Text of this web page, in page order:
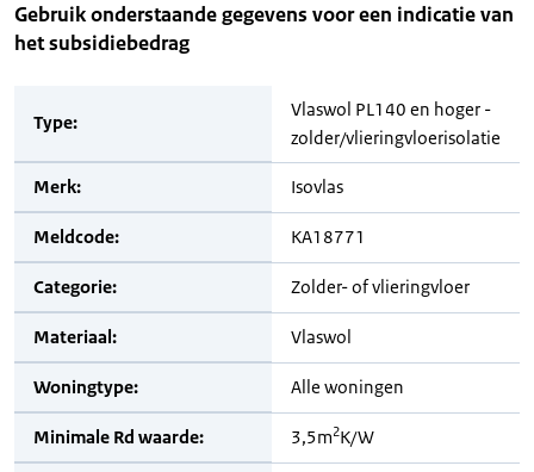
Gebruik onderstaande gegevens voor een indicatie van
het subsidiebedrag
Type:
Vlaswol PL140 en hoger -
zolder/vlieringvloerisolatie
Merk: Isovlas
Meldcode: KA18771
Categorie: Zolder- of vlieringvloer
Materiaal: Vlaswol
Woningtype: Alle woningen
Minimale Rd waarde: 3,5m2K/W